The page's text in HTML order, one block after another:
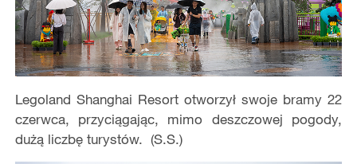
Legoland Shanghai Resort otworzył swoje bramy 22
czerwca, przyciągając, mimo deszczowej pogody,
dużą liczbę turystów. (S.S.)